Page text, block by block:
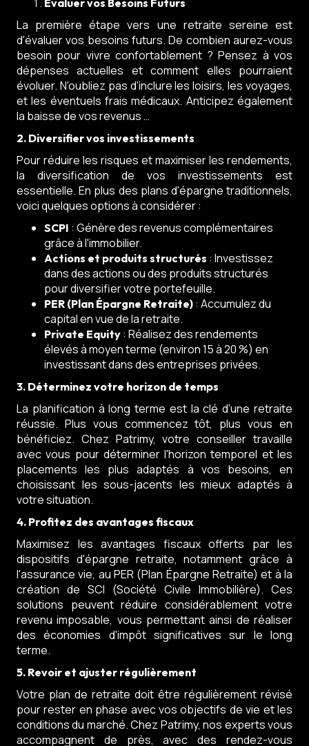
Évaluer vos Besoins Futurs
La première étape vers une retraite sereine est
d'évaluer vos besoins futurs. De combien aurez-vous
besoin pour vivre confortablement ? Pensez à vos
dépenses actuelles et comment elles pourraient
évoluer. N'oubliez pas d'inclure les loisirs, les voyages,
et les éventuels frais médicaux. Anticipez également
la baisse de vos revenus …
2. Diversifier vos investissements
Pour réduire les risques et maximiser les rendements,
la diversification de vos investissements est
essentielle. En plus des plans d'épargne traditionnels,
voici quelques options à considérer :
SCPI : Génère des revenus complémentaires
grâce à l'immobilier.
Actions et produits structurés : Investissez
dans des actions ou des produits structurés
pour diversifier votre portefeuille.
PER (Plan Épargne Retraite) : Accumulez du
capital en vue de la retraite.
Private Equity : Réalisez des rendements
élevés à moyen terme (environ 15 à 20 %) en
investissant dans des entreprises privées.
3. Déterminez votre horizon de temps
La planification à long terme est la clé d'une retraite
réussie. Plus vous commencez tôt, plus vous en
bénéficiez. Chez Patrimy, votre conseiller travaille
avec vous pour déterminer l'horizon temporel et les
placements les plus adaptés à vos besoins, en
choisissant les sous-jacents les mieux adaptés à
votre situation.
4. Profitez des avantages fiscaux
Maximisez les avantages fiscaux offerts par les
dispositifs d'épargne retraite, notamment grâce à
l'assurance vie, au PER (Plan Épargne Retraite) et à la
création de SCI (Société Civile Immobilière). Ces
solutions peuvent réduire considérablement votre
revenu imposable, vous permettant ainsi de réaliser
des économies d'impôt significatives sur le long
terme.
5. Revoir et ajuster régulièrement
Votre plan de retraite doit être régulièrement révisé
pour rester en phase avec vos objectifs de vie et les
conditions du marché. Chez Patrimy, nos experts vous
accompagnent de près, avec des rendez-vous